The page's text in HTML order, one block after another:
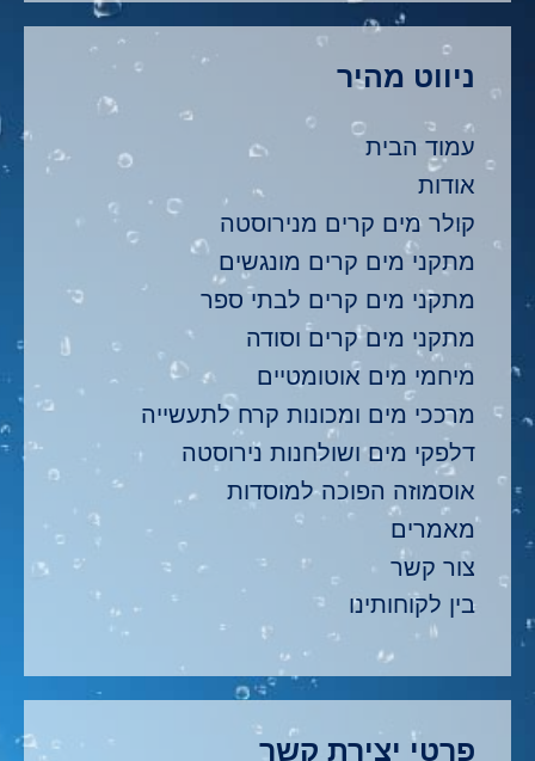
ניווט מהיר
עמוד הבית
אודות
קולר מים קרים מנירוסטה
מתקני מים קרים מונגשים
מתקני מים קרים לבתי ספר
מתקני מים קרים וסודה
מיחמי מים אוטומטיים
מרככי מים ומכונות קרח לתעשייה
דלפקי מים ושולחנות נירוסטה
אוסמוזה הפוכה למוסדות
מאמרים
צור קשר
בין לקוחותינו
פרטי יצירת קשר